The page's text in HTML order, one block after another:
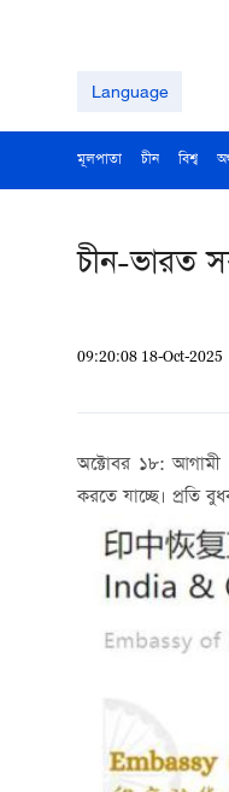
Language
মূলপাতা চীন বিশ্ব
চীন-ভারত
09:20:08 18-Oct-2025
অক্টোবর ১৮: আগামী ৯
করতে যাচ্ছে। প্রতি